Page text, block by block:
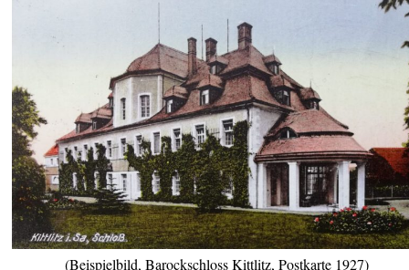
(Beispielbild, Barockschloss Kittlitz, Postkarte 1927)